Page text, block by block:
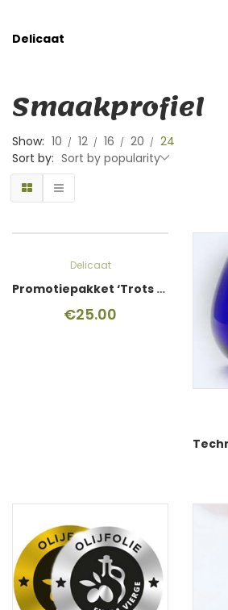
Delicaat
Smaakprofiel
Show: 10 12 16 20
24
Sort by: Sort by popularity
Delicaat
Promotiepakket ‘Trots op je keurmerk’
€25.00